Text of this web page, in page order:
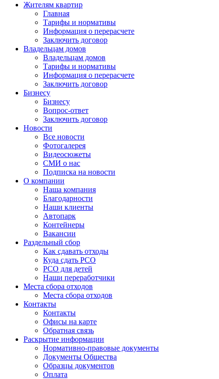
Жителям квартир
Главная
Тарифы и нормативы
Информация о перерасчете
Заключить договор
Владельцам домов
Владельцам домов
Тарифы и нормативы
Информация о перерасчете
Заключить договор
Бизнесу
Бизнесу
Вопрос-ответ
Заключить договор
Новости
Все новости
Фотогалерея
Видеосюжеты
СМИ о нас
Подписка на новости
О компании
Наша компания
Благодарности
Наши клиенты
Автопарк
Контейнеры
Вакансии
Раздельный сбор
Как сдавать отходы
Куда сдать РСО
РСО для детей
Наши переработчики
Места сбора отходов
Места сбора отходов
Контакты
Контакты
Офисы на карте
Обратная связь
Раскрытие информации
Нормативно-правовые документы
Документы Общества
Образцы документов
Оплата